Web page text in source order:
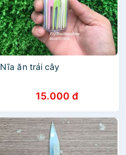
Nĩa ăn trái cây
15.000 đ